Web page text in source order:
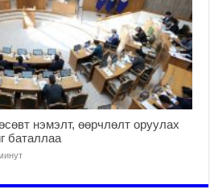
нэмэлт, өөрчлөлт оруулах
баталлаа